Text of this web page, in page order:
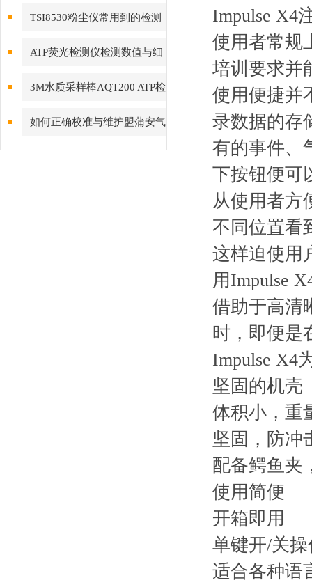
TSI8530粉尘仪常用到的检测
技术有哪些?
ATP荧光检测仪检测数值与细
菌总数量化关系
3M水质采样棒AQT200 ATP检
测拭子 水样涂抹棒
如何正确校准与维护盟蒲安气
体检测仪？
Impulse X4
使用者常规
培训要求并
使用便捷并
录数据的存
有的事件、
下按钮便可
从使用者方
不同位置看
这样迫使用
用Impulse
借助于高清
时，即便是
Impulse X4
坚固的机壳
体积小，重
坚固，防冲
配备鳄鱼夹
使用简便
开箱即用
单键开/关操
适合各种语